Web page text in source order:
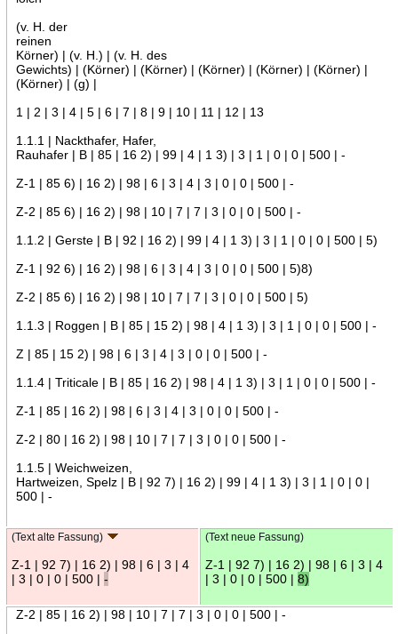
(v. H. der
reinen
Körner) | (v. H.) | (v. H. des
Gewichts) | (Körner) | (Körner) | (Körner) | (Körner) | (Körner) |
(Körner) | (g) |
1 | 2 | 3 | 4 | 5 | 6 | 7 | 8 | 9 | 10 | 11 | 12 | 13
1.1.1 | Nackthafer, Hafer,
Rauhafer | B | 85 | 16 2) | 99 | 4 | 1 3) | 3 | 1 | 0 | 0 | 500 | -
Z-1 | 85 6) | 16 2) | 98 | 6 | 3 | 4 | 3 | 0 | 0 | 500 | -
Z-2 | 85 6) | 16 2) | 98 | 10 | 7 | 7 | 3 | 0 | 0 | 500 | -
1.1.2 | Gerste | B | 92 | 16 2) | 99 | 4 | 1 3) | 3 | 1 | 0 | 0 | 500 | 5)
Z-1 | 92 6) | 16 2) | 98 | 6 | 3 | 4 | 3 | 0 | 0 | 500 | 5)8)
Z-2 | 85 6) | 16 2) | 98 | 10 | 7 | 7 | 3 | 0 | 0 | 500 | 5)
1.1.3 | Roggen | B | 85 | 15 2) | 98 | 4 | 1 3) | 3 | 1 | 0 | 0 | 500 | -
Z | 85 | 15 2) | 98 | 6 | 3 | 4 | 3 | 0 | 0 | 500 | -
1.1.4 | Triticale | B | 85 | 16 2) | 98 | 4 | 1 3) | 3 | 1 | 0 | 0 | 500 | -
Z-1 | 85 | 16 2) | 98 | 6 | 3 | 4 | 3 | 0 | 0 | 500 | -
Z-2 | 80 | 16 2) | 98 | 10 | 7 | 7 | 3 | 0 | 0 | 500 | -
1.1.5 | Weichweizen,
Hartweizen, Spelz | B | 92 7) | 16 2) | 99 | 4 | 1 3) | 3 | 1 | 0 | 0 |
500 | -
(Text alte Fassung)
Z-1 | 92 7) | 16 2) | 98 | 6 | 3 | 4
| 3 | 0 | 0 | 500 | -
(Text neue Fassung)
Z-1 | 92 7) | 16 2) | 98 | 6 | 3 | 4
| 3 | 0 | 0 | 500 | 8)
Z-2 | 85 | 16 2) | 98 | 10 | 7 | 7 | 3 | 0 | 0 | 500 | -